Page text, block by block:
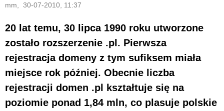
mm, 30-07-2010, 11:37
20 lat temu, 30 lipca 1990 roku utworzone
zostało rozszerzenie .pl. Pierwsza
rejestracja domeny z tym sufiksem miała
miejsce rok później. Obecnie liczba
rejestracji domen .pl kształtuje się na
poziomie ponad 1,84 mln, co plasuje polskie